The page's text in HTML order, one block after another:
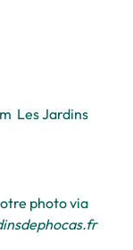
Les Jardins
photo via